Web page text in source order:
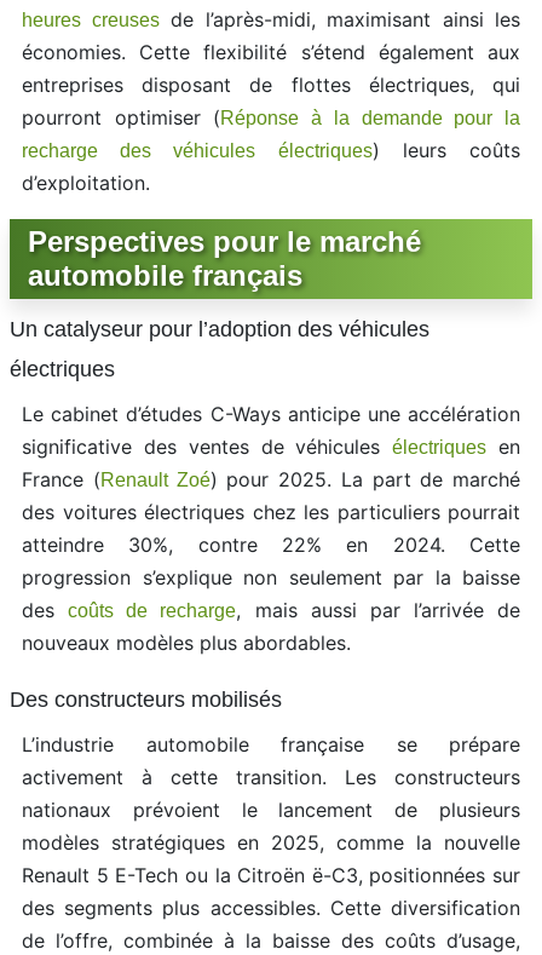
heures creusesde l’après-midi, maximisant ainsi les
économies. Cette flexibilité s’étend également aux
entreprises disposant de flottes électriques, qui
pourront optimiser (Réponse à la demande pour la
recharge des véhicules électriques) leurs coûts
d’exploitation.
Perspectives pour le marché
automobile français
Un catalyseur pour l’adoption des véhicules
électriques
Le cabinet d’études C-Ways anticipe une accélération
significative des ventes de véhiculesélectriques en
France (Renault Zoé) pour 2025. La part de marché
des voitures électriques chez les particuliers pourrait
atteindre 30%, contre 22% en 2024. Cette
progression s’explique non seulement par la baisse
descoûts de recharge, mais aussi par l’arrivée de
nouveaux modèles plus abordables.
Des constructeurs mobilisés
L’industrie automobile française se prépare
activement à cette transition. Les constructeurs
nationaux prévoient le lancement de plusieurs
modèles stratégiques en 2025, comme la nouvelle
Renault 5 E-Tech ou la Citroën ë-C3, positionnées sur
des segments plus accessibles. Cette diversification
de l’offre, combinée à la baisse des coûts d’usage,